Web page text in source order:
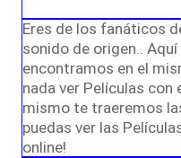
Eres de los fanáticos
sonido de origen..
encontramos en el
nada ver Películas
mismo te traeremos
puedas ver las
online!